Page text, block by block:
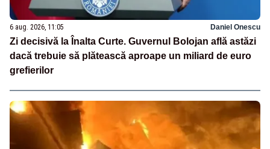
6 aug. 2026, 11:05 Daniel Onescu
Zi decisivă la Înalta Curte. Guvernul Bolojan află astăzi
dacă trebuie să plătească aproape un miliard de euro
grefierilor